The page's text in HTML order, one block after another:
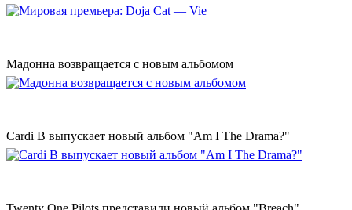
Мадонна возвращается с новым альбомом
Cardi B выпускает новый альбом "Am I The Drama?"